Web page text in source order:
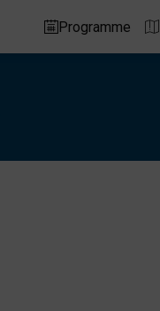
Programme